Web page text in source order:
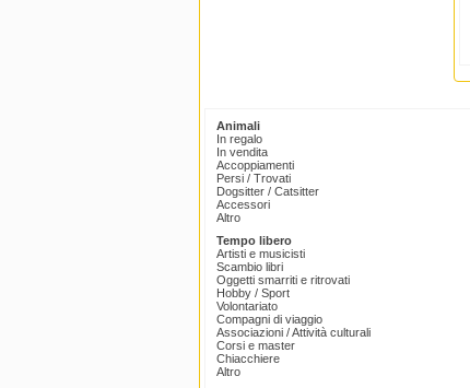
Animali
In regalo
In vendita
Accoppiamenti
Persi / Trovati
Dogsitter / Catsitter
Accessori
Altro
Tempo libero
Artisti e musicisti
Scambio libri
Oggetti smarriti e ritrovati
Hobby / Sport
Volontariato
Compagni di viaggio
Associazioni / Attività culturali
Corsi e master
Chiacchiere
Altro